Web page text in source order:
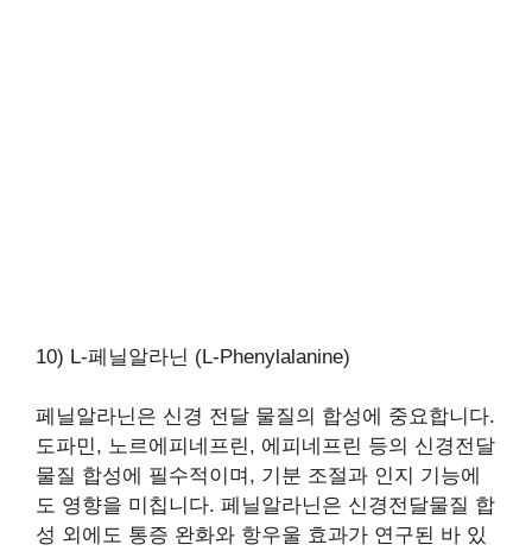
10) L-페닐알라닌 (L-Phenylalanine)
페닐알라닌은 신경 전달 물질의 합성에 중요합니다.
도파민, 노르에피네프린, 에피네프린 등의 신경전달
물질 합성에 필수적이며, 기분 조절과 인지 기능에
도 영향을 미칩니다. 페닐알라닌은 신경전달물질 합
성 외에도 통증 완화와 항우울 효과가 연구된 바 있